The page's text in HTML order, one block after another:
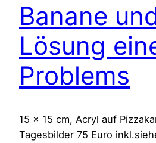
Banane
Lösung
Problems
15 x 15 cm, Acryl auf
Tagesbilder 75 Euro